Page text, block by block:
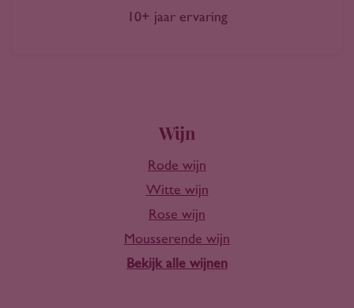
10+ jaar ervaring
Wijn
Rode wijn
Witte wijn
Rose wijn
Mousserende wijn
Bekijk alle wijnen